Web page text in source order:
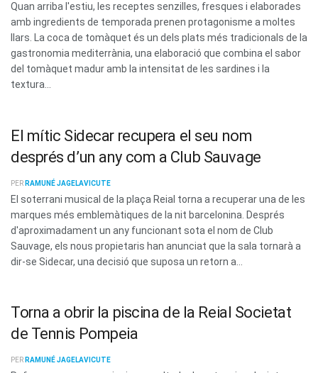
Quan arriba l'estiu, les receptes senzilles, fresques i elaborades
amb ingredients de temporada prenen protagonisme a moltes
llars. La coca de tomàquet és un dels plats més tradicionals de la
gastronomia mediterrània, una elaboració que combina el sabor
del tomàquet madur amb la intensitat de les sardines i la
textura...
El mític Sidecar recupera el seu nom
després d’un any com a Club Sauvage
PER RAMUNÉ JAGELAVICUTE
El soterrani musical de la plaça Reial torna a recuperar una de les
marques més emblemàtiques de la nit barcelonina. Després
d'aproximadament un any funcionant sota el nom de Club
Sauvage, els nous propietaris han anunciat que la sala tornarà a
dir-se Sidecar, una decisió que suposa un retorn a...
Torna a obrir la piscina de la Reial Societat
de Tennis Pompeia
PER RAMUNÉ JAGELAVICUTE